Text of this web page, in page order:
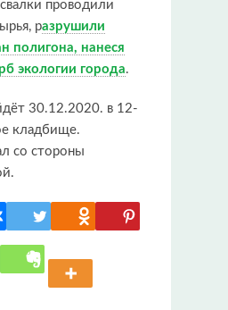
проводили
разрушили
полигона, нанеся
экологии города.
30.12.2020. в 12-
кладбище.
со стороны